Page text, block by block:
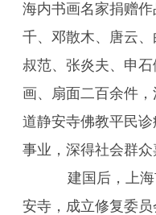
海内书画名家捐赠
千、邓散木、唐云
叔范、张炎夫、申
画、扇面二百余件
道静安寺佛教平民
事业，深得社会群众
建国后，上海
安寺，成立修复委员